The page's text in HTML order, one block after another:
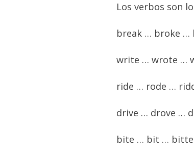
Los verbos son
break … broke
write … wrote …
ride … rode …
drive … drove …
bite … bit …